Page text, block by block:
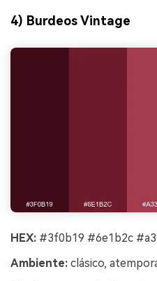
4) Burdeos Vintage
HEX: #3f0b19 #6e1b2c
Ambiente: clásico,